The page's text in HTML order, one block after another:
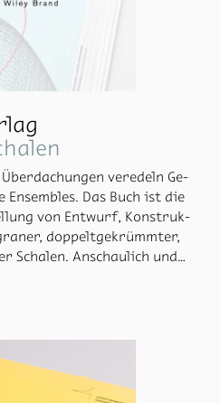
ver­edeln Ge­
Das Buch ist die
von Ent­wurf, Kon­struk­
dop­pelt­ge­krümm­ter,
Scha­len. An­schau­lich und
wer­den die neu­es­ten Me­
und Op­ti­mie­rung
von Sta­tik, Form und